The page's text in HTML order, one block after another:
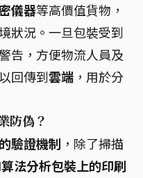
儀器等高價值貨物，
狀況。一旦包裝受到
告，方便物流人員及
回傳到雲端 ，用於分
防偽？
驗證機制 ，除了掃描
法分析包裝上的印刷